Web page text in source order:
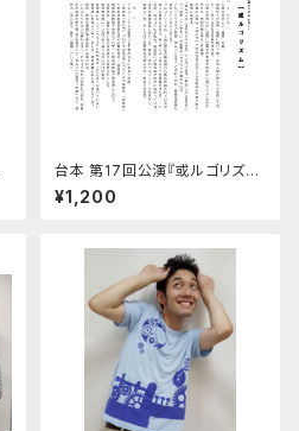
台本 第17回公演『或ルゴリズ
ム』
¥1,200